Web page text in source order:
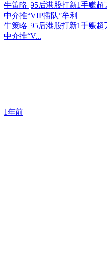
牛策略 |95后港股打新1手赚
中介推“VIP插队”牟利
牛策略 |95后港股打新1手赚
中介推“V...
1年前